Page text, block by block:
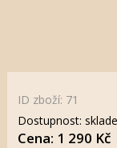
ID zboží: 71
Dostupnost:
Cena: 1 290 Kč